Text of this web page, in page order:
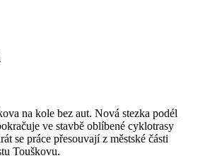
na kole bez aut. Nová stezka podél
ve stavbě oblíbené cyklotrasy
se práce přesouvají z městské části
Touškovu.